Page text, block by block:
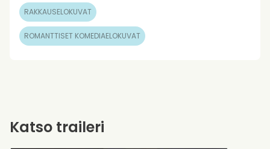
RAKKAUSELOKUVAT
ROMANTTISET KOMEDIAELOKUVAT
Katso traileri